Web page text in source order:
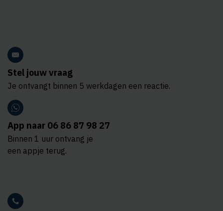
Stel jouw vraag
Je ontvangt binnen 5 werkdagen een reactie.
App naar 06 86 87 98 27
Binnen 1 uur ontvang je
een appje terug.